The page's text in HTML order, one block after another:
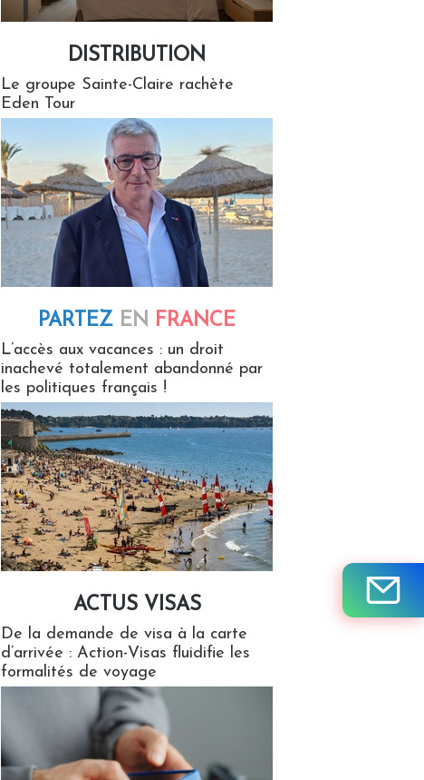
DISTRIBUTION
Le groupe Sainte-Claire rachète
Eden Tour
PARTEZ EN FRANCE
L’accès aux vacances : un droit
inachevé totalement abandonné par
les politiques français !
ACTUS VISAS
De la demande de visa à la carte
d’arrivée : Action-Visas fluidifie les
formalités de voyage